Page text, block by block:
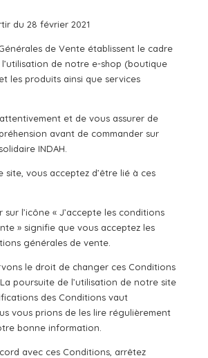
du 28 février 2021
de Vente établissent le cadre
de notre e-shop (boutique
les produits ainsi que services
et de vous assurer de
avant de commander sur
INDAH.
site, vous acceptez d’être lié à ces
l’icône « J’accepte les conditions
» signifie que vous acceptez les
générales de vente.
le droit de changer ces Conditions
poursuite de l’utilisation de notre site
des Conditions vaut
vous prions de les lire régulièrement
bonne information.
avec ces Conditions, arrêtez